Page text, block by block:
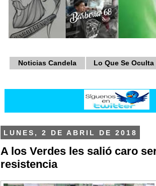
Noticias Candela Lo Que Se Oculta
LUNES, 2 DE ABRIL DE 2018
A los Verdes les salió caro
resistencia